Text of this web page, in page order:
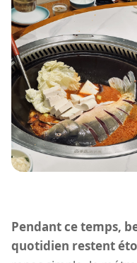
Pendant ce temps,
quotidien restent